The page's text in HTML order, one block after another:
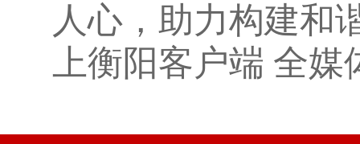
人心，助力构建和
上衡阳客户端 全